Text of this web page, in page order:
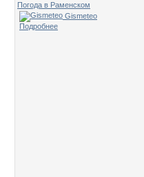
Погода в Раменском
Gismeteo
Подробнее